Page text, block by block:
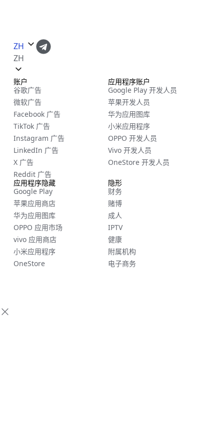
ZH
ZH
账户
谷歌广告
微软广告
Facebook 广告
TikTok 广告
Instagram 广告
LinkedIn 广告
X 广告
Reddit 广告
隐形
财务
赌博
成人
IPTV
健康
附属机构
电子商务
应用程序账户
Google Play 开发人员
苹果开发人员
华为应用图库
小米应用程序
OPPO 开发人员
Vivo 开发人员
OneStore 开发人员
应用程序隐藏
Google Play
苹果应用商店
华为应用图库
OPPO 应用市场
vivo 应用商店
小米应用程序
OneStore